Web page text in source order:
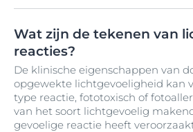
Wat zijn de tekenen van
reacties?
De klinische eigenschappen van
opgewekte lichtgevoeligheid kan
type reactie, fototoxisch of
van het soort lichtgevoelig
gevoelige reactie heeft